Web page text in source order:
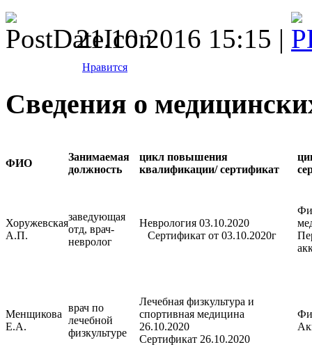
21.10.2016 15:15 |
Нравится
Сведения о
ФИО
Занимаемая
должность
цикл повышения
квалификации/ сертификат
Хоружевская
А.П.
заведующая
отд, врач-
невролог
Неврология 03.10.2020
Сертификат от 03.10.2020г
Менщикова
Е.А.
врач по
лечебной
физкультуре
Лечебная физкультура и
спортивная медицина
26.10.2020
Сертификат 26.10.2020